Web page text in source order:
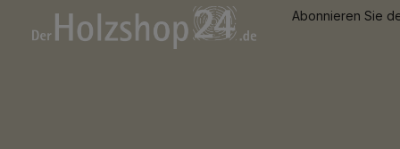
Abonnieren Sie